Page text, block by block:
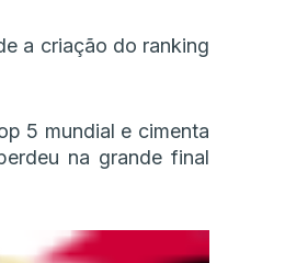
a criação do ranking
5 mundial e cimenta
na grande final